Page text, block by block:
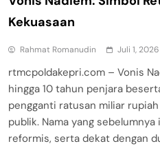
Kekuasaan
Rahmat Romanudin Juli 1, 2026
rtmcpoldakepri.com – Vonis
hingga 10 tahun penjara
pengganti ratusan miliar
publik. Nama yang
reformis, serta dekat dengan